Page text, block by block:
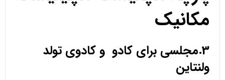
مکانیک
3.مجلسی برای کادو و کادوی تولد
ولنتاین